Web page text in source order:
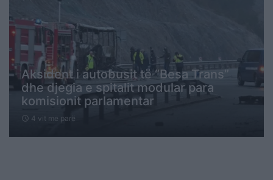
Aksident i autobusit të “Besa Trans”
dhe djegia e spitalit modular para
komisionit parlamentar
schedule 4 vit me parë